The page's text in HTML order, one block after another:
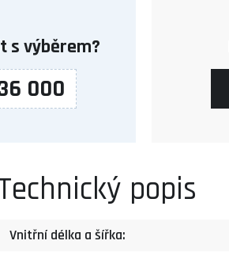
s výběrem?
000
popis
Vnitřní délka a šířka: